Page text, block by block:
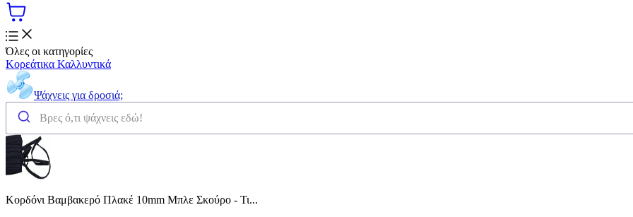
Όλες οι κατηγορίες
Κορεάτικα Καλλυντικά
Ψάχνεις για δροσιά;
Κορδόνι Βαμβακερό Πλακέ 10mm Μπλε Σκούρο - Τι...